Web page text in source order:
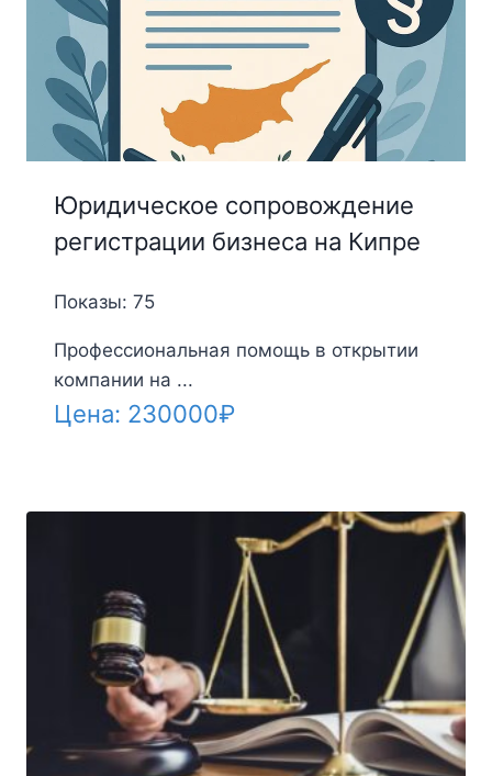
Юридическое сопровождение
регистрации бизнеса на Кипре
Показы: 75
Профессиональная помощь в открытии
компании на ...
Цена: 230000₽